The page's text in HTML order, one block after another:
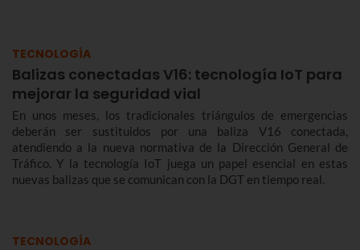
TECNOLOGÍA
Balizas conectadas V16: tecnología IoT para
mejorar la seguridad vial
En unos meses, los tradicionales triángulos de emergencias
deberán ser sustituidos por una baliza V16 conectada,
atendiendo a la nueva normativa de la Dirección General de
Tráfico. Y la tecnología IoT juega un papel esencial en estas
nuevas balizas que se comunican con la DGT en tiempo real.
TECNOLOGÍA